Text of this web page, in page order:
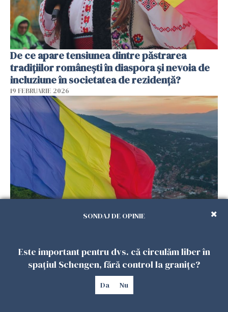
De ce apare tensiunea dintre păstrarea
tradițiilor românești în diaspora și nevoia de
incluziune în societatea de rezidență?
19 FEBRUARIE 2026
De ce „uitarea de sine” devine un risc real
18 FEBRUARIE 2026
SONDAJ DE OPINIE
Este important pentru dvs. că circulăm liber în
spațiul Schengen, fără control la granițe?
Da Nu